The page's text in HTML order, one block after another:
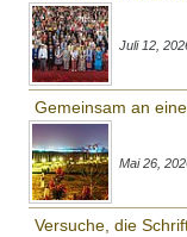
Juli 12,
Gemeinsam an
Mai 26,
Versuche, die